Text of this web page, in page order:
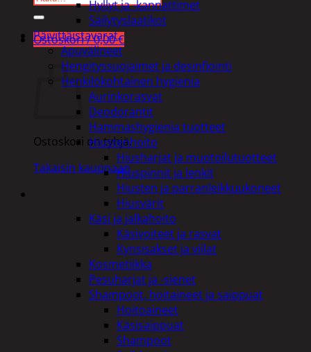
Ostoskori /0,00€
Ostoskori
Ostoskori on tyhjä.
Takaisin kauppaan
Hyllyt ja -kannattimet
Säilytyslaatikot
Päivittäistavarat
Apuvälineet
Hengityssuojaimet ja desinfiointi
Henkilökohtainen hygienia
Aurinkorasvat
Deodorantit
Hammashygienia tuotteet
Hiustenhoito
Hiusharjat ja muotoilutuotteet
Hiuspinnit ja lenkit
Hiusten ja parranleikkuukoneet
Hiusvärit
Käsi ja jalkahoito
Käsivoiteet ja rasvat
Kynsisakset ja viilat
Kosmetiikka
Pesuharjat ja -sienet
Shampoot, hoitaineet ja saippuat
Hoitoaineet
Käsisaippuat
Shampoot